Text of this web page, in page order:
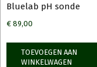
Bluelab pH sonde
€ 89,00
TOEVOEGEN AAN
WINKELWAGEN